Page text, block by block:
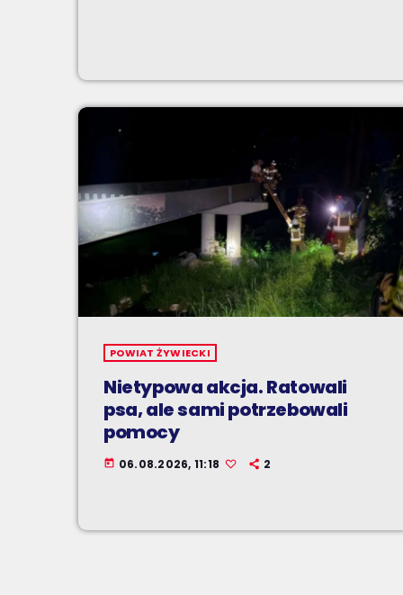
POWIAT ŻYWIECKI
Nietypowa akcja. Ratowali
psa, ale sami potrzebowali
pomocy
today 06.08.2026, 11:18 2